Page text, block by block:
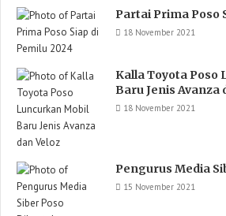
Partai Prima Poso
18 November 2021
Kalla Toyota Poso
Baru Jenis Avanza
18 November 2021
Pengurus Media
15 November 2021